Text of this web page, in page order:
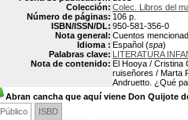
Colección: Colec. Libros del
Número de páginas: 106 p.
ISBN/ISSN/DL: 950-581-356-0
Nota general: Cuentos
Idioma : Español (spa)
Palabras clave: LITERATURA
Nota de contenido: El Hooya / Cristina
ruiseñores / Marta
Andruetto. ¿Qué
Abran cancha que aquí viene Don Quijote
Público
ISBD